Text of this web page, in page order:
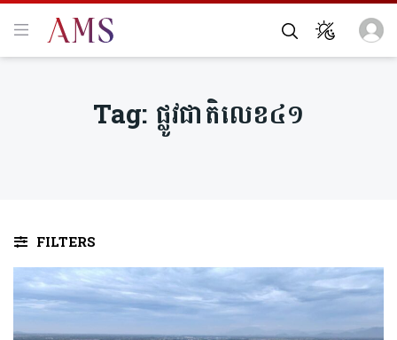
Tag: ផ្លូវជាតិលេខ៤១
FILTERS